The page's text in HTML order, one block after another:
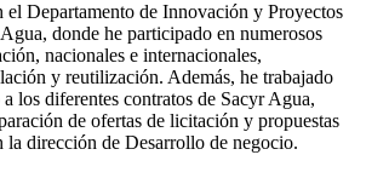
el Departamento de Innovación y Proyectos
donde he participado en numerosos
nacionales e internacionales,
y reutilización. Además, he trabajado
los diferentes contratos de Sacyr Agua,
de ofertas de licitación y propuestas
la dirección de Desarrollo de negocio.